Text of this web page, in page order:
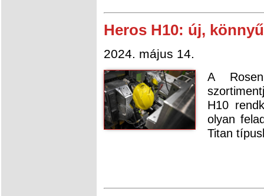
Heros H10: új,
2024. május 14.
A
H10
olyan
Titan